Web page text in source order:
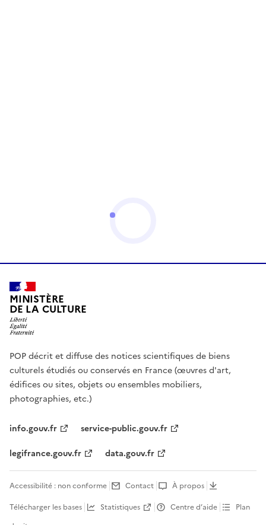
MINISTÈRE
DE LA CULTURE
POP décrit et diffuse des notices scientifiques de biens
culturels étudiés ou conservés en France (œuvres d'art,
édifices ou sites, objets ou ensembles mobiliers,
photographies, etc.)
info.gouv.fr
service-public.gouv.fr
legifrance.gouv.fr
data.gouv.fr
Accessibilité : non conforme Contact
À propos
Télécharger les bases
Statistiques Centre d’aide
Plan